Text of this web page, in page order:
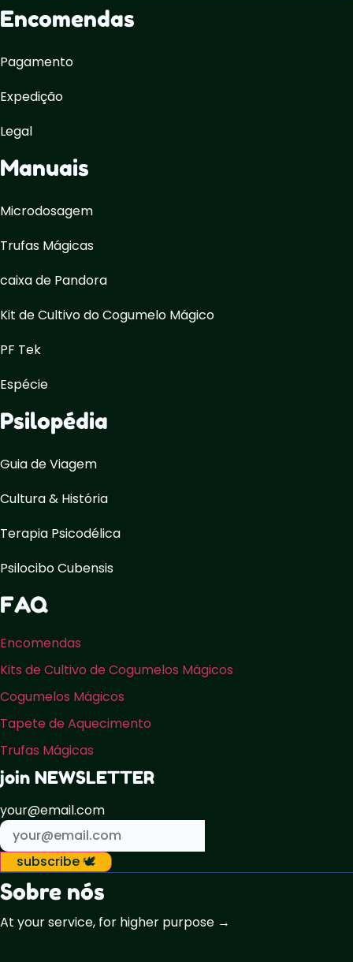
Encomendas
Pagamento
Expedição
Legal
Manuais
Microdosagem
Trufas Mágicas
caixa de Pandora
Kit de Cultivo do Cogumelo Mágico
PF Tek
Espécie
Psilopédia
Guia de Viagem
Cultura & História
Terapia Psicodélica
Psilocibo Cubensis
FAQ
Encomendas
Kits de Cultivo de Cogumelos Mágicos
Cogumelos Mágicos
Tapete de Aquecimento
Trufas Mágicas
join NEWSLETTER
your@email.com
subscribe 🕊️
Sobre nós
At your service, for higher purpose →